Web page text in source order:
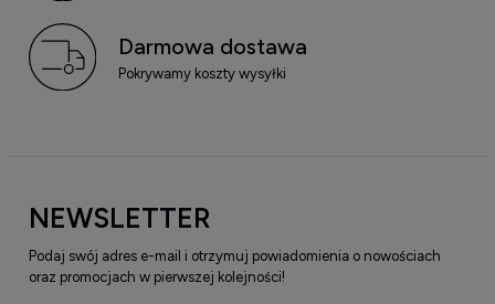
Darmowa dostawa
Pokrywamy koszty wysyłki
NEWSLETTER
Podaj swój adres e-mail i otrzymuj powiadomienia o nowościach
oraz promocjach w pierwszej kolejności!